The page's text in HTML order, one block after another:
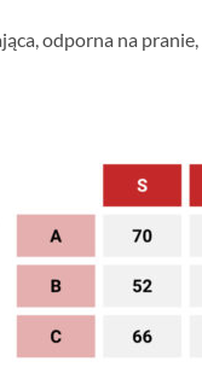
odporna na